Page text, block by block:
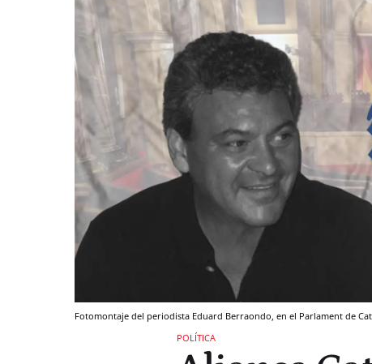
Fotomontaje del periodista Eduard Berraondo, en el Parlament de
POLÍTICA